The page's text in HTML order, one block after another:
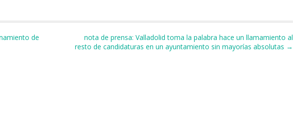
de
nota de prensa: Valladolid toma la palabra hace un llamamiento al
resto de candidaturas en un ayuntamiento sin mayorías absolutas →